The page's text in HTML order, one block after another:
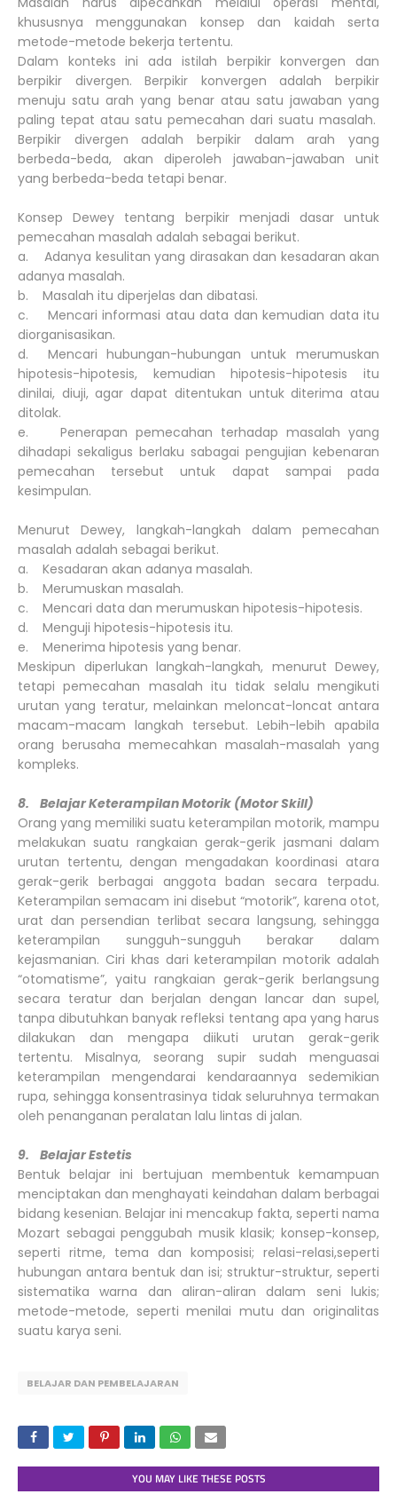
khususnya menggunakan konsep dan kaidah serta
metode-metode bekerja tertentu.
Dalam konteks ini ada istilah berpikir konvergen dan
berpikir divergen. Berpikir konvergen adalah berpikir
menuju satu arah yang benar atau satu jawaban yang
paling tepat atau satu pemecahan dari suatu masalah.
Berpikir divergen adalah berpikir dalam arah yang
berbeda-beda, akan diperoleh jawaban-jawaban unit
yang berbeda-beda tetapi benar.
Konsep Dewey tentang berpikir menjadi dasar untuk
pemecahan masalah adalah sebagai berikut.
a. Adanya kesulitan yang dirasakan dan kesadaran akan
adanya masalah.
b. Masalah itu diperjelas dan dibatasi.
c. Mencari informasi atau data dan kemudian data itu
diorganisasikan.
d. Mencari hubungan-hubungan untuk merumuskan
hipotesis-hipotesis, kemudian hipotesis-hipotesis itu
dinilai, diuji, agar dapat ditentukan untuk diterima atau
ditolak.
e. Penerapan pemecahan terhadap masalah yang
dihadapi sekaligus berlaku sabagai pengujian kebenaran
pemecahan tersebut untuk dapat sampai pada
kesimpulan.
Menurut Dewey, langkah-langkah dalam pemecahan
masalah adalah sebagai berikut.
a. Kesadaran akan adanya masalah.
b. Merumuskan masalah.
c. Mencari data dan merumuskan hipotesis-hipotesis.
d. Menguji hipotesis-hipotesis itu.
e. Menerima hipotesis yang benar.
Meskipun diperlukan langkah-langkah, menurut Dewey,
tetapi pemecahan masalah itu tidak selalu mengikuti
urutan yang teratur, melainkan meloncat-loncat antara
macam-macam langkah tersebut. Lebih-lebih apabila
orang berusaha memecahkan masalah-masalah yang
kompleks.
8. Belajar Keterampilan Motorik (Motor Skill)
Orang yang memiliki suatu keterampilan motorik, mampu
melakukan suatu rangkaian gerak-gerik jasmani dalam
urutan tertentu, dengan mengadakan koordinasi atara
gerak-gerik berbagai anggota badan secara terpadu.
Keterampilan semacam ini disebut “motorik”, karena otot,
urat dan persendian terlibat secara langsung, sehingga
keterampilan sungguh-sungguh berakar dalam
kejasmanian. Ciri khas dari keterampilan motorik adalah
“otomatisme”, yaitu rangkaian gerak-gerik berlangsung
secara teratur dan berjalan dengan lancar dan supel,
tanpa dibutuhkan banyak refleksi tentang apa yang harus
dilakukan dan mengapa diikuti urutan gerak-gerik
tertentu. Misalnya, seorang supir sudah menguasai
keterampilan mengendarai kendaraannya sedemikian
rupa, sehingga konsentrasinya tidak seluruhnya termakan
oleh penanganan peralatan lalu lintas di jalan.
9. Belajar Estetis
Bentuk belajar ini bertujuan membentuk kemampuan
menciptakan dan menghayati keindahan dalam berbagai
bidang kesenian. Belajar ini mencakup fakta, seperti nama
Mozart sebagai penggubah musik klasik; konsep-konsep,
seperti ritme, tema dan komposisi; relasi-relasi,seperti
hubungan antara bentuk dan isi; struktur-struktur, seperti
sistematika warna dan aliran-aliran dalam seni lukis;
metode-metode, seperti menilai mutu dan originalitas
suatu karya seni.
BELAJAR DAN PEMBELAJARAN
YOU MAY LIKE THESE POSTS